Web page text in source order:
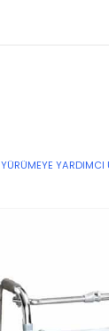
YÜRÜMEYE YARDIMCI